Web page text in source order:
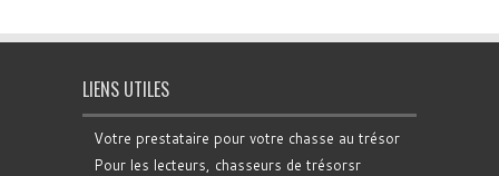
LIENS UTILES
Votre prestataire pour votre chasse au trésor
Pour les lecteurs, chasseurs de trésorsr